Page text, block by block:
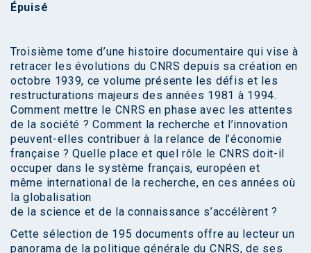
Épuisé
Troisième tome d’une histoire documentaire qui vise à
retracer les évolutions du CNRS depuis sa création en
octobre 1939, ce volume présente les défis et les
restructurations majeurs des années 1981 à 1994.
Comment mettre le CNRS en phase avec les attentes
de la société ? Comment la recherche et l’innovation
peuvent-elles contribuer à la relance de l’économie
française ? Quelle place et quel rôle le CNRS doit-il
occuper dans le système français, européen et
même international de la recherche, en ces années où
la globalisation
de la science et de la connaissance s’accélèrent ?
Cette sélection de 195 documents offre au lecteur un
panorama de la politique générale du CNRS, de ses